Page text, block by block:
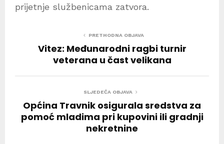
prijetnje službenicama zatvora.
PRETHODNA OBJAVA
Vitez: Međunarodni ragbi turnir
veterana u čast velikana
SLJEDEĆA OBJAVA
Općina Travnik osigurala sredstva za
pomoć mladima pri kupovini ili gradnji
nekretnine